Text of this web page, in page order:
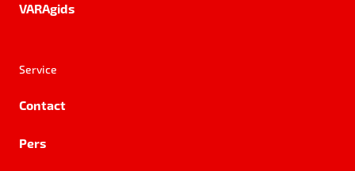
VARAgids
Service
Contact
Pers